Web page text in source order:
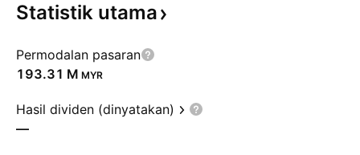
Statistik utama
Permodalan pasaran
‪193.31 M‬ MYR
Hasil dividen (dinyatakan)
—